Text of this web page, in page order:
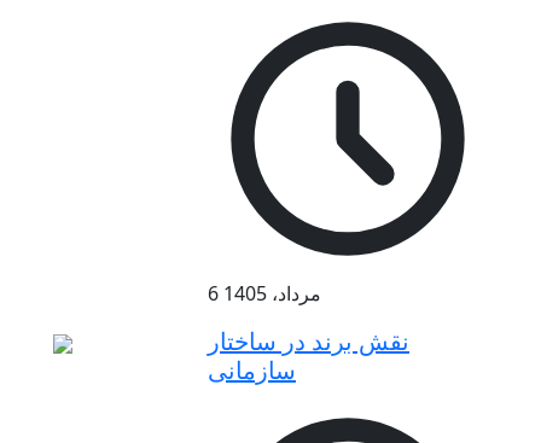
6 مرداد، 1405
نقش برند در ساختار
سازمانی